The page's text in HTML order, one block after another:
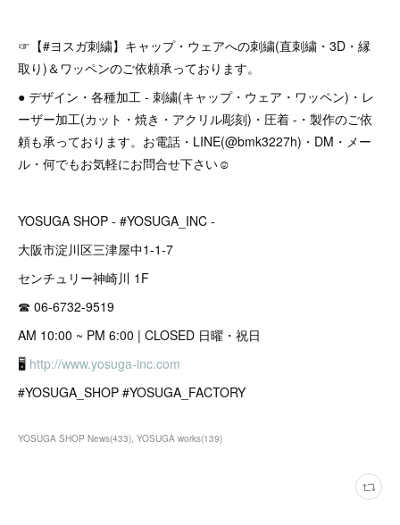
☞【#ヨスガ刺繍】キャップ・ウェアへの刺繍(直刺繍・3D・縁
取り)＆ワッペンのご依頼承っております。
● デザイン・各種加工 - 刺繍(キャップ・ウェア・ワッペン)・レ
ーザー加工(カット・焼き・アクリル彫刻)・圧着 -・製作のご依
頼も承っております。お電話・LINE(@bmk3227h)・DM・メー
ル・何でもお気軽にお問合せ下さい☺︎
YOSUGA SHOP - #YOSUGA_INC -
大阪市淀川区三津屋中1-1-7
センチュリー神崎川 1F
☎︎ 06-6732-9519
AM 10:00 ~ PM 6:00 | CLOSED 日曜・祝日
🖥 http://www.yosuga-inc.com
#YOSUGA_SHOP #YOSUGA_FACTORY
YOSUGA SHOP News(433) YOSUGA works(139)